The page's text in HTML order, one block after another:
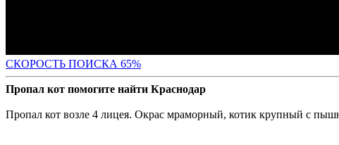
СКОРОСТЬ ПОИСКА 65%
Пропал кот помогите найти Краснодар
Пропал кот возле 4 лицея. Окрас мраморный, котик крупный с